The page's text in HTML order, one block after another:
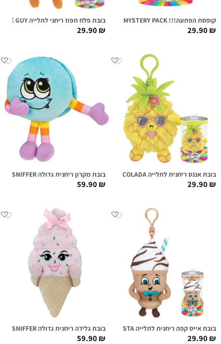
קופסת הפתעה!!! WHIFFER SNIFFERS MYSTERY PACK
29.90₪
בובת פלח תפוז ריחני לתלייה MR. SLICE GUY
29.90₪
בובת אננס ריחנית לתלייה TINA COLADA
29.90₪
בובת מקרון ריחנית גדולה MACI MACARON SUPER SNIFFER
59.90₪
בובת אייס קפה ריחנית לתלייה BENNY BARISTA
29.90₪
בובת גלידה ריחנית גדולה SHIRLEY CONE SUPER SNIFFER
59.90₪